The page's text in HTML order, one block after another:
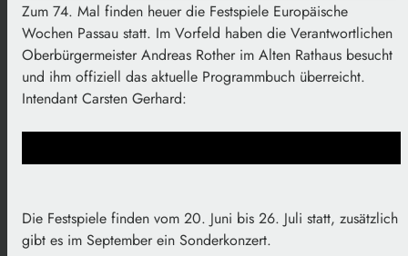
Zum 74. Mal finden heuer die Festspiele Europäische
Wochen Passau statt. Im Vorfeld haben die Verantwortlichen
Oberbürgermeister Andreas Rother im Alten Rathaus besucht
und ihm offiziell das aktuelle Programmbuch überreicht.
Intendant Carsten Gerhard:
Die Festspiele finden vom 20. Juni bis 26. Juli statt, zusätzlich
gibt es im September ein Sonderkonzert.